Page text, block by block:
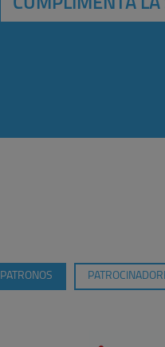
CUMPLIMENTA LA
PATRONOS